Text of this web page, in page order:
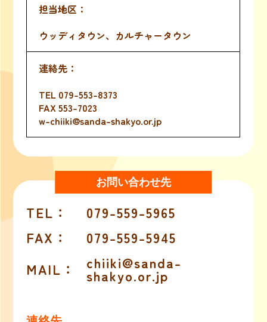
ウッディタウン、カルチャータウン
TEL 079-553-8373
FAX 553-7023
w-chiiki@sanda-shakyo.or.jp
お問い合わせ先
TEL ：
079-559-5965
FAX ：
079-559-5945
MAIL ： chiiki@sanda-
shakyo.or.jp